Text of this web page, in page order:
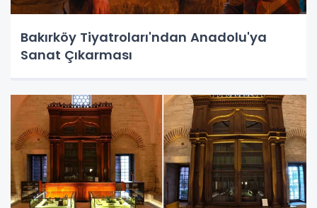
Bakırköy Tiyatroları'ndan Anadolu'ya
Sanat Çıkarması